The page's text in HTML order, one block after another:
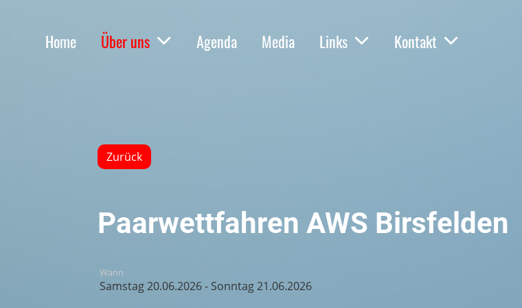
Home Über uns Agenda Media Links Kontakt
Zurück
Paarwettfahren AWS Birsfelden
Wann
Samstag 20.06.2026 - Sonntag 21.06.2026